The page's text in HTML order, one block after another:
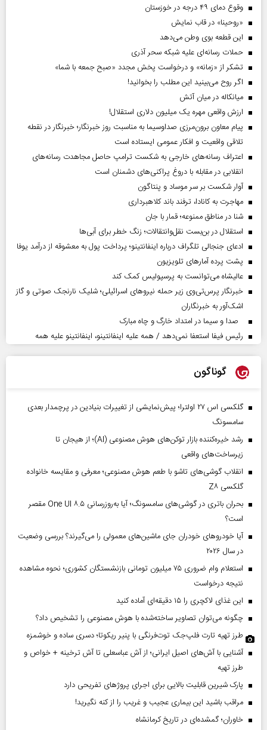
وقوع دمای ۴۹ درجه در خوزستان
«روحینا» در قاب نمایش
این قطعه بوی وطن می‌دهد
حملات رسانه‌ای علیه شبکه سحر آذری
تشکر از «زمانه» و درخواست پخش مجدد «صبح جمعه با شما»
اگر روح می‌بینید این مطلب را بخوانید!
میانکاله در میان آتش
ارزش واقعی مهره یک میلیون دلاری استقلال!
پیام معاون برون‌مرزی صداوسیما به مناسبت روز خبرنگار؛ خبرنگار در نقطه
تلاقی واقعیت و افکار عمومی ایستاده است
اعتراف رسانه‌های خارجی به شکست ترامپ حاصل مجاهدت رسانه‌های
انقلابی در مقابله با دروغ پراکنی‌های دشمنان است
آوار شکست بر سر موساد و پنتاگون
مهاجرت به کانادا، ترفند باند کلاهبرداری
شنا در مناطق ممنوعه؛ قمار با جان
استقلال در بن‌بست نقل‌وانتقالات؛ زنگ خطر برای آبی‌ها
ادعای جنجالی تلگراف درباره اینفانتینو؛ پرداخت پول به معشوقه از درآمد یوفا
پشت پرده آمارهای تلویزیون
عالیشاه می‌توانست به پرسپولیس کمک کند
خبرنگار پرس‌تی‌وی زیر حمله نیروهای اسرائیلی؛ شلیک نارنجک صوتی و گاز
اشک‌آور به خبرنگاران
صدا و سیما در امتداد خارگ و چاه مبارک
رئیس فیفا استعفا نمی‌دهد / همه علیه اینفانتینو، اینفانتینو علیه همه
گوناگون
گلکسی اس ۲۷ اولترا؛ پیش‌نمایشی از تغییرات بنیادین در پرچمدار بعدی
سامسونگ
رشد خیره‌کننده بازار توکن‌های هوش مصنوعی (AI)؛ از هیجان تا
زیرساخت‌های واقعی
انقلاب گوشی‌های تاشو‌ با طعم هوش مصنوعی؛ معرفی و مقایسه خانواده
گلکسی Z۸
بحران باتری در گوشی‌های سامسونگ؛ آیا به‌روزرسانی One UI ۸.۵ مقصر
است؟
آیا خودروهای خودران جای ماشین‌های معمولی را می‌گیرند؟ بررسی وضعیت
در سال ۲۰۲۶
استعلام وام ضروری ۷۵ میلیون تومانی بازنشستگان کشوری؛ نحوه مشاهده
نتیجه درخواست
این غذای لاکچری را ۱۵ دقیقه‌ای آماده کنید
چگونه می‌توان تصاویر ساخته‌شده با هوش مصنوعی را تشخیص داد؟
طرز تهیه تارت فلپ‌جک توت‌فرنگی با پنیر ریکوتا؛ دسری ساده و خوشمزه
آشنایی با آش‌های اصیل ایرانی؛ از آش عباسعلی تا آش ترخینه + خواص و
طرز تهیه
پارک شیرین قابلیت‌ بالایی برای اجرای پروژهای تفریحی دارد
مراقب باشید این بیماری عجیب و غریب را از کنه نگیرید!
خاوران؛ گمشده‌ای در تاریخ کرمانشاه